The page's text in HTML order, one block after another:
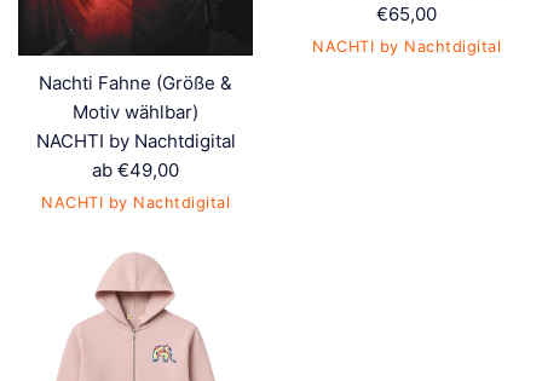
Nachti Fahne (Größe &
Motiv wählbar)
NACHTI by Nachtdigital
ab €49,00
NACHTI by Nachtdigital
Normaler
Preis
€65,00
NACHTI by Nachtdigital